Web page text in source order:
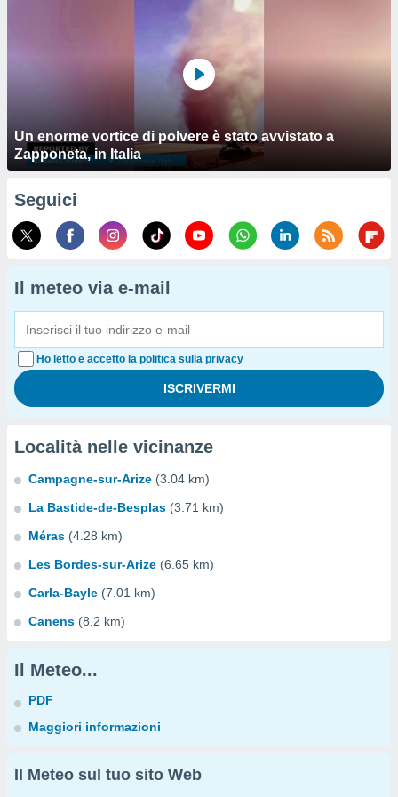
Un enorme vortice di polvere è stato avvistato a
Zapponeta, in Italia
Seguici
Il meteo via e-mail
Ho letto e accetto la politica sulla privacy
Località nelle vicinanze
Campagne-sur-Arize (3.04 km)
La Bastide-de-Besplas (3.71 km)
Méras (4.28 km)
Les Bordes-sur-Arize (6.65 km)
Carla-Bayle (7.01 km)
Canens (8.2 km)
Il Meteo...
PDF
Maggiori informazioni
Il Meteo sul tuo sito Web